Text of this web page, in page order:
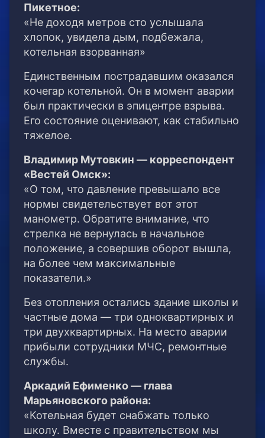
Пикетное:
«Не доходя метров сто услышала
хлопок, увидела дым, подбежала,
котельная взорванная»
Единственным пострадавшим оказался
кочегар котельной. Он в момент аварии
был практически в эпицентре взрыва.
Его состояние оценивают, как стабильно
тяжелое.
Владимир Мутовкин — корреспондент
«Вестей Омск»:
«О том, что давление превышало все
нормы свидетельствует вот этот
манометр. Обратите внимание, что
стрелка не вернулась в начальное
положение, а совершив оборот вышла,
на более чем максимальные
показатели.»
Без отопления остались здание школы и
частные дома — три одноквартирных и
три двухквартирных. На место аварии
прибыли сотрудники МЧС, ремонтные
службы.
Аркадий Ефименко — глава
Марьяновского района:
«Котельная будет снабжать только
школу. Вместе с правительством мы